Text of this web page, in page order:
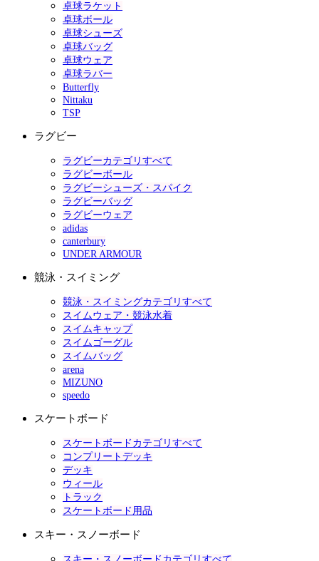
卓球ラケット
卓球ボール
卓球シューズ
卓球バッグ
卓球ウェア
卓球ラバー
Butterfly
Nittaku
TSP
ラグビー
ラグビーカテゴリすべて
ラグビーボール
ラグビーシューズ・スパイク
ラグビーバッグ
ラグビーウェア
adidas
canterbury
UNDER ARMOUR
競泳・スイミング
競泳・スイミングカテゴリすべて
スイムウェア・競泳水着
スイムキャップ
スイムゴーグル
スイムバッグ
arena
MIZUNO
speedo
スケートボード
スケートボードカテゴリすべて
コンプリートデッキ
デッキ
ウィール
トラック
スケートボード用品
スキー・スノーボード